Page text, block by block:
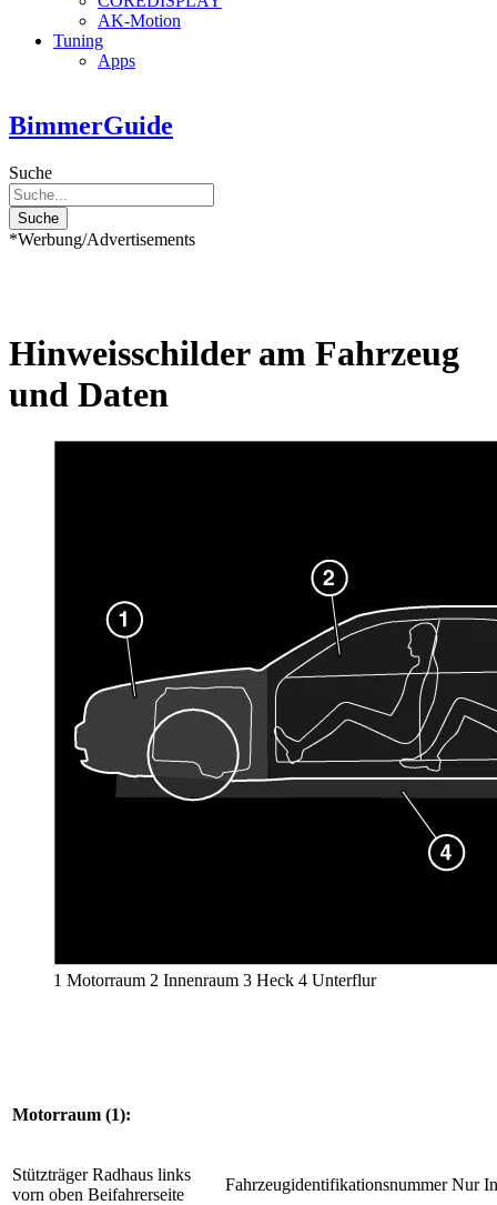
AK-Motion
Tuning
Apps
BimmerGuide
Suche
Suche
*Werbung/Advertisements
Hinweisschilder am Fahrzeug
und Daten
1 Motorraum 2 Innenraum 3 Heck 4 Unterflur
Motorraum (1):
Stützträger Radhaus links
vorn oben Beifahrerseite
Fahrzeugidentifikationsnummer Nur